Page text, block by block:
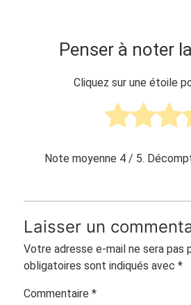
Penser à noter
Cliquez sur une étoile
Note moyenne 4 / 5.
Laisser un
Votre adresse e-mail ne sera pas
obligatoires sont indiqués avec *
Commentaire *